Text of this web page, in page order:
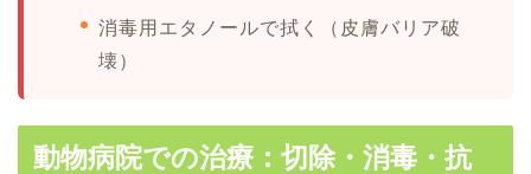
消毒用エタノールで拭く（皮膚バリア破
壊）
動物病院での治療：切除・消毒・抗